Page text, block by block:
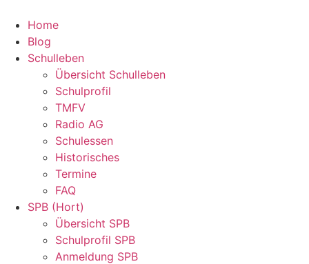
Inhalt
springen
Home
Blog
Schulleben
Übersicht Schulleben
Schulprofil
TMFV
Radio AG
Schulessen
Historisches
Termine
FAQ
SPB (Hort)
Übersicht SPB
Schulprofil SPB
Anmeldung SPB